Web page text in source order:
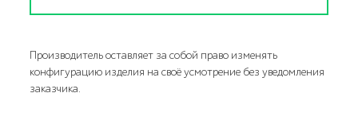
Производитель оставляет за собой право изменять
конфигурацию изделия на своё усмотрение без уведомления
заказчика.